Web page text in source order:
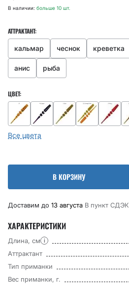
В наличии: больше 10 шт.
АТТРАКТАНТ:
кальмар чеснок креветка
анис рыба
ЦВЕТ:
Все цвета
В КОРЗИНУ
Доставим до 13 августа В пункт CДЭК
ХАРАКТЕРИСТИКИ
Длина, см i
Аттрактант
Тип приманки
Вес приманки, г.